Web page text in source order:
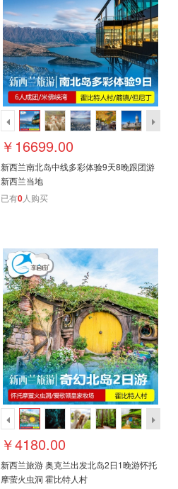
￥16699.00
新西兰南北岛中线多彩体验9天8晚跟团游
新西兰当地
已有0人购买
￥4180.00
新西兰旅游 奥克兰出发北岛2日1晚游怀托
摩萤火虫洞 霍比特人村